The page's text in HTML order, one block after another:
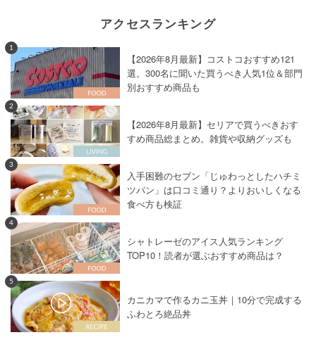
アクセスランキング
1
【2026年8月最新】コストコおすすめ121
選。300名に聞いた買うべき人気1位＆部門
別おすすめ商品も
2
【2026年8月最新】セリアで買うべきおす
すめ商品総まとめ。雑貨や収納グッズも
3
入手困難のセブン「じゅわっとしたハチミ
ツパン」は口コミ通り？よりおいしくなる
食べ方も検証
4
シャトレーゼのアイス人気ランキング
TOP10！読者が選ぶおすすめ商品は？
5
カニカマで作るカニ玉丼｜10分で完成する
ふわとろ絶品丼